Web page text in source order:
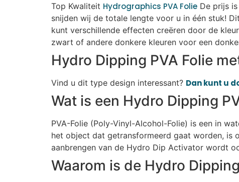
Top Kwaliteit Hydrographics PVA Folie De prijs
snijden wij de totale lengte voor u in één stuk!
kunt verschillende effecten creëren door de
zwart of andere donkere kleuren voor een
Hydro Dipping PVA Folie
Vind u dit type design interessant? Dan kunt u
Wat is een Hydro Dipping
PVA-Folie (Poly-Vinyl-Alcohol-Folie) is een in
het object dat getransformeerd gaat worden, is
aanbrengen van de Hydro Dip Activator wordt
Waarom is de Hydro